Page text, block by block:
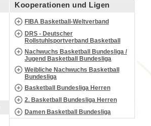
Kooperationen und Ligen
FIBA Basketball-Weltverband
DRS - Deutscher
Rollstuhlsportverband Basketball
Nachwuchs Basketball Bundesliga /
Jugend Basketball Bundesliga
Weibliche Nachwuchs Basketball
Bundesliga
Basketball Bundesliga Herren
2. Basketball Bundesliga Herren
Damen Basketball Bundesliga